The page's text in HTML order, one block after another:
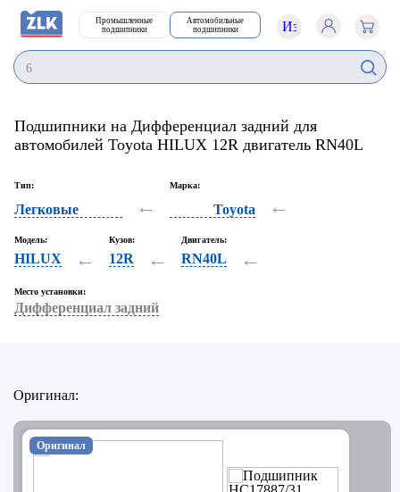
Промышленные
подшипники
Автомобильные
подшипники
62
Подшипники на Дифференциал задний для
автомобилей Toyota HILUX 12R двигатель RN40L
Тип:
Легковые ←
Марка:
Toyota ←
Модель:
HILUX ←
Кузов:
12R ←
Двигатель:
RN40L ←
Место установки:
Дифференциал задний
Оригинал:
Оригинал